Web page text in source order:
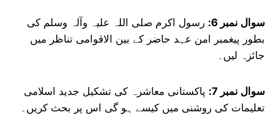
سوال نمبر 6:
رسول اکرم صلی اللہ علیہ وآلہ وسلم کی
بطور پیغمبر امن عہد حاضر کے بین الاقوامی تناظر میں
جائزہ لیں۔
سوال نمبر 7:
پاکستانی معاشرہ کی تشکیل جدید اسلامی
تعلیمات کی روشنی میں کیسے ہو گی اس پر بحث کریں۔